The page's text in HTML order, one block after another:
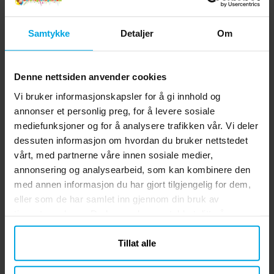
Samtykke Detaljer Om
Denne nettsiden anvender cookies
Vi bruker informasjonskapsler for å gi innhold og
annonser et personlig preg, for å levere sosiale
mediefunksjoner og for å analysere trafikken vår. Vi deler
dessuten informasjon om hvordan du bruker nettstedet
vårt, med partnerne våre innen sosiale medier,
annonsering og analysearbeid, som kan kombinere den
med annen informasjon du har gjort tilgjengelig for dem,
eller som de har samlet inn gjennom din bruk av
helst.
Tillat alle
Laget av 100 % polyester ✔️ Perfekt som
klassiske utseende blir dette kosedyret et
Luigi som favoritt i spillene. Dette
kosedyret er en morsom gaveidé og passer
barnerommet eller blant andre
vekker både nostalgi og spillglede. ✔️
Høyde: 36 cm ✔️ Laget av 100 % polyester
✔️ Perfekt som gave til små og store
Nintendo-fans
kr 199,00
Andre har også sett
Super Mario - Kosedyr
Luigi 20 cm
Super Mario Bros -
Kosedyr Luigi 25 cm